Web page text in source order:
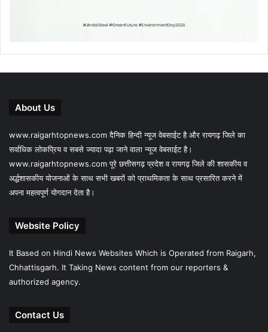
About Us
www.raigarhtopnews.com दैनिक हिन्दी न्यूज वेबसाईट है और रायगढ़ जिले का
सर्वाधिक लोकप्रिय व सबसे ज्यादा पढ़ा जाने वाला न्यूज वेबसाईट है।
www.raigarhtopnews.com पूरे छत्तीसगढ़ प्रदेश व रायगढ़ जिले की शासकीय व
अर्द्धशासकीय योजनाओं के साथ सभी खबरों को प्राथमिकता के साथ प्रसारित करने में
अपना महत्वपूर्ण योगदान देता है।
Website Policy
It Based on Hindi News Websites Which is Operated from Raigarh,
Chhattisgarh. It Taking News content from our reporters &
authorized agency.
Contact Us